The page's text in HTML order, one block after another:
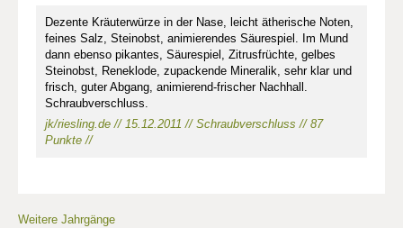
Dezente Kräuterwürze in der Nase, leicht ätherische Noten,
feines Salz, Steinobst, animierendes Säurespiel. Im Mund
dann ebenso pikantes, Säurespiel, Zitrusfrüchte, gelbes
Steinobst, Reneklode, zupackende Mineralik, sehr klar und
frisch, guter Abgang, animierend-frischer Nachhall.
Schraubverschluss.
jk/riesling.de // 15.12.2011 // Schraubverschluss // 87
Punkte //
Weitere Jahrgänge